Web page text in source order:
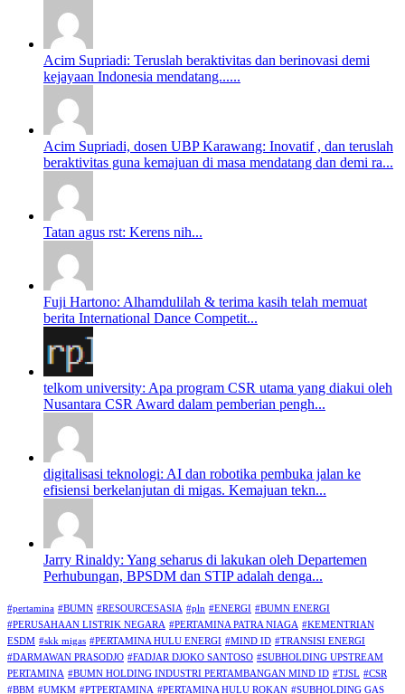
Acim Supriadi: Teruslah beraktivitas dan berinovasi demi
kejayaan Indonesia mendatang......
Acim Supriadi, dosen UBP Karawang: Inovatif , dan teruslah
beraktivitas guna kemajuan di masa mendatang dan demi ra...
Tatan agus rst: Kerens nih...
Fuji Hartono: Alhamdulilah & terima kasih telah memuat
berita International Dance Competit...
telkom university: Apa program CSR utama yang diakui oleh
Nusantara CSR Award dalam pemberian pengh...
digitalisasi teknologi: AI dan robotika pembuka jalan ke
efisiensi berkelanjutan di migas. Kemajuan tekn...
Jarry Rinaldy: Yang seharus di lakukan oleh Departemen
Perhubungan, BPSDM dan STIP adalah denga...
#pertamina #BUMN #RESOURCESASIA #pln #ENERGI #BUMN ENERGI
#PERUSAHAAN LISTRIK NEGARA #PERTAMINA PATRA NIAGA #KEMENTRIAN
ESDM #skk migas #PERTAMINA HULU ENERGI #MIND ID #TRANSISI ENERGI
#DARMAWAN PRASODJO #FADJAR DJOKO SANTOSO #SUBHOLDING UPSTREAM
PERTAMINA #BUMN HOLDING INDUSTRI PERTAMBANGAN MIND ID #TJSL #CSR
#BBM #UMKM #PTPERTAMINA #PERTAMINA HULU ROKAN #SUBHOLDING GAS